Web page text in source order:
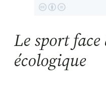
Le sport
écologique